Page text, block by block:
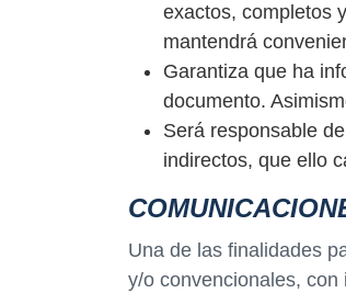
exactos, completos
mantendrá
Garantiza que ha
documento.
Será responsable
indirectos, que ello
Una de las finalidades
y/o convencionales,